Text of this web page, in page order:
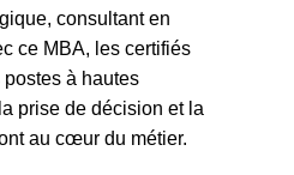
consultant en
ce MBA, les certifiés
à hautes
prise de décision et la
au cœur du métier.